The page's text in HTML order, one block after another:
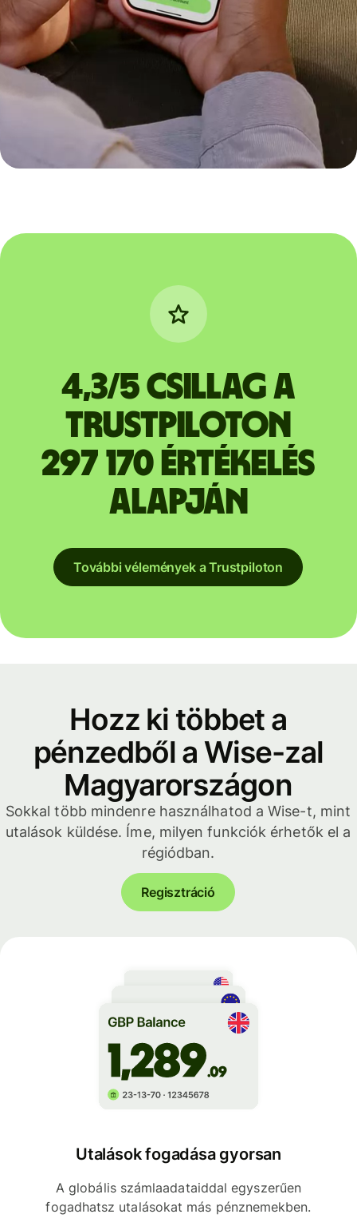
4,3/5 csillag a
Trustpiloton
297 170 értékelés
alapján
További vélemények a Trustpiloton
Hozz ki többet a
pénzedből a Wise-zal
Magyarországon
Sokkal több mindenre használhatod a Wise-t, mint
utalások küldése. Íme, milyen funkciók érhetők el a
régiódban.
Regisztráció
Utalások fogadása gyorsan
A globális számlaadataiddal egyszerűen
fogadhatsz utalásokat más pénznemekben.